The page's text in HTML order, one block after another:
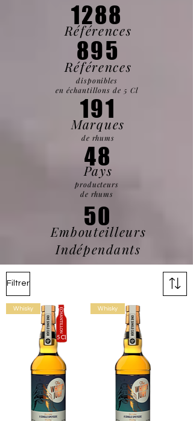
1288
Références
895
Références
disponibles
en échantillons de 5 Cl
191
Marques
de rhums
48
Pays
producteurs
de rhums
Embouteilleurs
Indépendants
50
Filtrer
Whisky Whisky